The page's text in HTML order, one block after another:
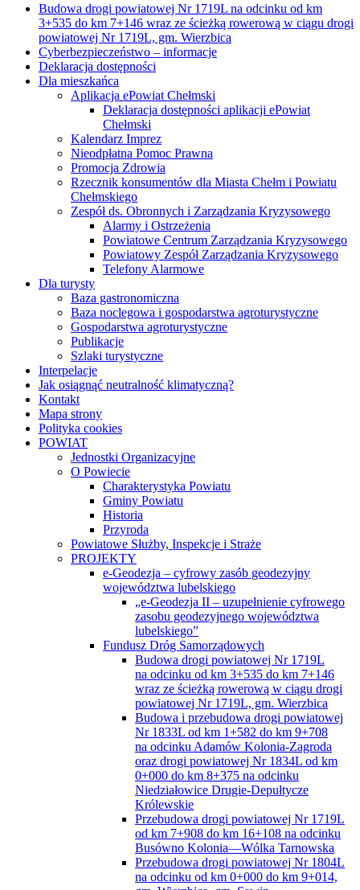
Budowa drogi powiatowej Nr 1719L na odcinku od km
3+535 do km 7+146 wraz ze ścieżką rowerową w ciągu drogi
powiatowej Nr 1719L, gm. Wierzbica
Cyberbezpieczeństwo – informacje
Deklaracja dostępności
Dla mieszkańca
Aplikacja ePowiat Chełmski
Deklaracja dostępności aplikacji ePowiat
Chełmski
Kalendarz Imprez
Nieodpłatna Pomoc Prawna
Promocja Zdrowia
Rzecznik konsumentów dla Miasta Chełm i Powiatu
Chełmskiego
Zespół ds. Obronnych i Zarządzania Kryzysowego
Alarmy i Ostrzeżenia
Powiatowe Centrum Zarządzania Kryzysowego
Powiatowy Zespół Zarządzania Kryzysowego
Telefony Alarmowe
Dla turysty
Baza gastronomiczna
Baza noclegowa i gospodarstwa agroturystyczne
Gospodarstwa agroturystyczne
Publikacje
Szlaki turystyczne
Interpelacje
Jak osiągnąć neutralność klimatyczną?
Kontakt
Mapa strony
Polityka cookies
POWIAT
Jednostki Organizacyjne
O Powiecie
Charakterystyka Powiatu
Gminy Powiatu
Historia
Przyroda
Powiatowe Służby, Inspekcje i Straże
PROJEKTY
e-Geodezja – cyfrowy zasób geodezyjny
województwa lubelskiego
„e-Geodezja II – uzupełnienie cyfrowego
zasobu geodezyjnego województwa
lubelskiego”
Fundusz Dróg Samorządowych
Budowa drogi powiatowej Nr 1719L
na odcinku od km 3+535 do km 7+146
wraz ze ścieżką rowerową w ciągu drogi
powiatowej Nr 1719L, gm. Wierzbica
Budowa i przebudowa drogi powiatowej
Nr 1833L od km 1+582 do km 9+708
na odcinku Adamów Kolonia-Zagroda
oraz drogi powiatowej Nr 1834L od km
0+000 do km 8+375 na odcinku
Niedziałowice Drugie-Depułtycze
Królewskie
Przebudowa drogi powiatowej Nr 1719L
od km 7+908 do km 16+108 na odcinku
Busówno Kolonia—Wólka Tarnowska
Przebudowa drogi powiatowej Nr 1804L
na odcinku od km 0+000 do km 9+014,